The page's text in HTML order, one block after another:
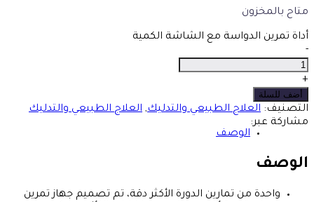
متاح بالمخزون
أداة تمرين الدواسة مع الشاشة الكمية
-
+
أضف للسلة
التصنيف: العلاج الطبيعي والتدليك, العلاج الطبيعي والتدليك
مشاركة عبر:
الوصف
الوصف
واحدة من تمارين الدورة الأكثر دقة، تم تصميم جهاز تمرين